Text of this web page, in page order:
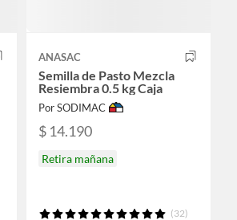
ANASAC
Semilla de Pasto Mezcla
Resiembra 0.5 kg Caja
Por SODIMAC
$ 14.190
Retira mañana
(32)